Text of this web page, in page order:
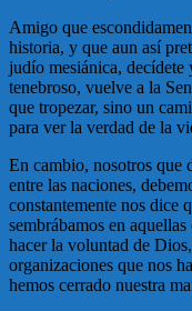
Amigo que
historia, y que aun así
judío mesiánica,
tenebroso, vuelve a la
que tropezar, sino un
para ver la verdad de la
En cambio, nosotros que
entre las naciones,
constantemente nos dice
sembrábamos en
hacer la voluntad de
organizaciones que nos
hemos cerrado nuestra